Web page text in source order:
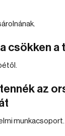
csökken a
az
munkacsoport.